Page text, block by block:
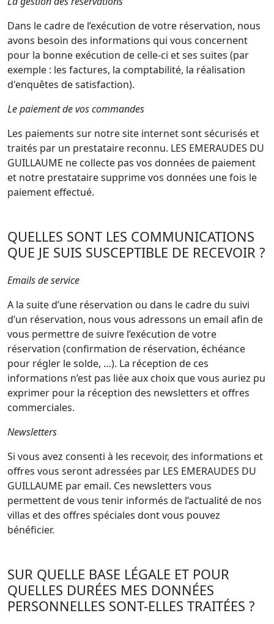
Dans le cadre de l’exécution de votre réservation, nous
avons besoin des informations qui vous concernent
pour la bonne exécution de celle-ci et ses suites (par
exemple : les factures, la comptabilité, la réalisation
d'enquêtes de satisfaction).
Le paiement de vos commandes
Les paiements sur notre site internet sont sécurisés et
traités par un prestataire reconnu. LES EMERAUDES DU
GUILLAUME ne collecte pas vos données de paiement
et notre prestataire supprime vos données une fois le
paiement effectué.
QUELLES SONT LES COMMUNICATIONS
QUE JE SUIS SUSCEPTIBLE DE RECEVOIR ?
Emails de service
A la suite d’une réservation ou dans le cadre du suivi
d’un réservation, nous vous adressons un email afin de
vous permettre de suivre l’exécution de votre
réservation (confirmation de réservation, échéance
pour régler le solde, …). La réception de ces
informations n’est pas liée aux choix que vous auriez pu
exprimer pour la réception des newsletters et offres
commerciales.
Newsletters
Si vous avez consenti à les recevoir, des informations et
offres vous seront adressées par LES EMERAUDES DU
GUILLAUME par email. Ces newsletters vous
permettent de vous tenir informés de l’actualité de nos
villas et des offres spéciales dont vous pouvez
bénéficier.
SUR QUELLE BASE LÉGALE ET POUR
QUELLES DURÉES MES DONNÉES
PERSONNELLES SONT-ELLES TRAITÉES ?